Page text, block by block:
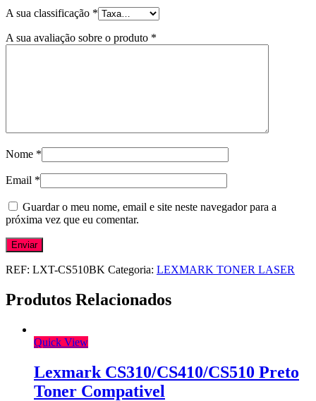
A sua classificação *
A sua avaliação sobre o produto *
Nome *
Email *
Guardar o meu nome, email e site neste navegador para a
próxima vez que eu comentar.
REF: LXT-CS510BK Categoria: LEXMARK TONER LASER
Produtos Relacionados
Quick View
Lexmark CS310/CS410/CS510 Preto
Toner Compativel